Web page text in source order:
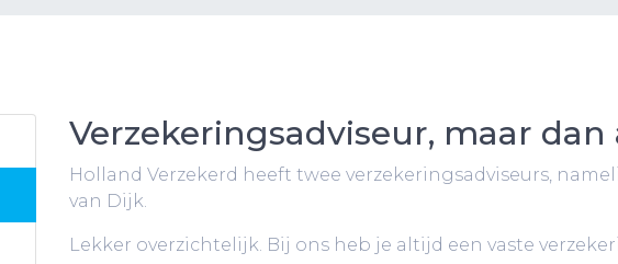
Verzekeringsadviseur, maar dan
Holland Verzekerd heeft twee verzekeringsadviseurs,
van Dijk.
Lekker overzichtelijk. Bij ons heb je altijd een vaste